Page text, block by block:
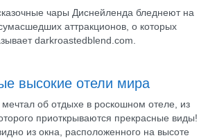
чары Диснейленда бледнеют на
аттракционов, о которых
darkroastedblend.com.
высокие отели мира
мечтал об отдыхе в роскошном отеле, из
приоткрываются прекрасные виды!
из окна, расположенного на высоте